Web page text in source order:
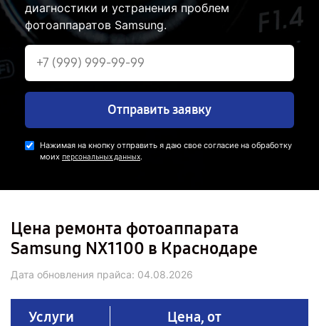
диагностики и устранения проблем
фотоаппаратов Samsung.
Отправить заявку
Нажимая на кнопку отправить я даю свое согласие на обработку
моих персональных данных.
Цена ремонта фотоаппарата
Samsung NX1100 в Краснодаре
Дата обновления прайса: 04.08.2026
Услуги Цена, от